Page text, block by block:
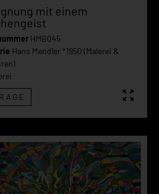
mit einem
HMB045
Hans Mendler *1950 (Malerei &